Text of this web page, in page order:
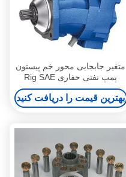
متغیر جابجایی محور خم پیستون
پمپ نفتی حفاری Rig SAE
بهترین قیمت را دریافت کنید